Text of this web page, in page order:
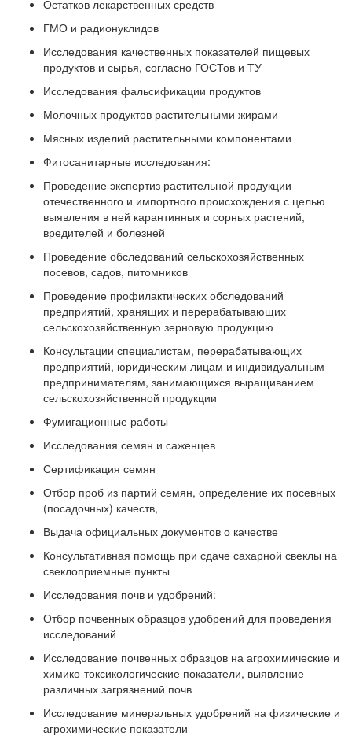
Остатков лекарственных средств
ГМО и радионуклидов
Исследования качественных показателей пищевых
продуктов и сырья, согласно ГОСТов и ТУ
Исследования фальсификации продуктов
Молочных продуктов растительными жирами
Мясных изделий растительными компонентами
Фитосанитарные исследования:
Проведение экспертиз растительной продукции
отечественного и импортного происхождения с целью
выявления в ней карантинных и сорных растений,
вредителей и болезней
Проведение обследований сельскохозяйственных
посевов, садов, питомников
Проведение профилактических обследований
предприятий, хранящих и перерабатывающих
сельскохозяйственную зерновую продукцию
Консультации специалистам, перерабатывающих
предприятий, юридическим лицам и индивидуальным
предпринимателям, занимающихся выращиванием
сельскохозяйственной продукции
Фумигационные работы
Исследования семян и саженцев
Сертификация семян
Отбор проб из партий семян, определение их посевных
(посадочных) качеств,
Выдача официальных документов о качестве
Консультативная помощь при сдаче сахарной свеклы на
свеклоприемные пункты
Исследования почв и удобрений:
Отбор почвенных образцов удобрений для проведения
исследований
Исследование почвенных образцов на агрохимические и
химико-токсикологические показатели, выявление
различных загрязнений почв
Исследование минеральных удобрений на физические и
агрохимические показатели